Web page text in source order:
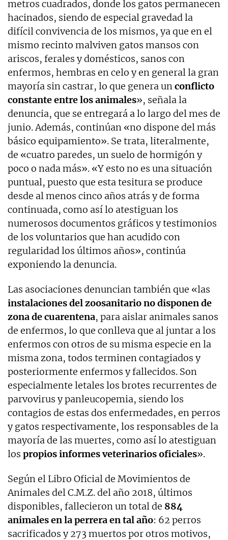
metros cuadrados, donde los gatos permanecen
hacinados, siendo de especial gravedad la
difícil convivencia de los mismos, ya que en el
mismo recinto malviven gatos mansos con
ariscos, ferales y domésticos, sanos con
enfermos, hembras en celo y en general la gran
mayoría sin castrar, lo que genera unconflicto
constante entre los animales», señala la
denuncia, que se entregará a lo largo del mes de
junio. Además, continúan «no dispone del más
básico equipamiento». Se trata, literalmente,
de «cuatro paredes, un suelo de hormigón y
poco o nada más». «Y esto no es una situación
puntual, puesto que esta tesitura se produce
desde al menos cinco años atrás y de forma
continuada, como así lo atestiguan los
numerosos documentos gráficos y testimonios
de los voluntarios que han acudido con
regularidad los últimos años», continúa
exponiendo la denuncia.
Las asociaciones denuncian también que «las
instalaciones del zoosanitario no disponen de
zona de cuarentena, para aislar animales sanos
de enfermos, lo que conlleva que al juntar a los
enfermos con otros de su misma especie en la
misma zona, todos terminen contagiados y
posteriormente enfermos y fallecidos. Son
especialmente letales los brotes recurrentes de
parvovirus y panleucopemia, siendo los
contagios de estas dos enfermedades, en perros
y gatos respectivamente, los responsables de la
mayoría de las muertes, como así lo atestiguan
los propios informes veterinarios oficiales».
Según el Libro Oficial de Movimientos de
Animales del C.M.Z. del año 2018, últimos
disponibles, fallecieron un total de 884
animales en la perrera en tal año: 62 perros
sacrificados y 273 muertos por otros motivos,